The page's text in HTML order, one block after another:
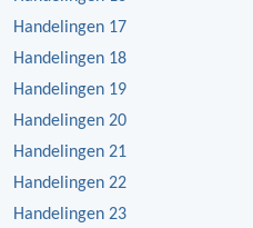
Handelingen 17
Handelingen 18
Handelingen 19
Handelingen 20
Handelingen 21
Handelingen 22
Handelingen 23